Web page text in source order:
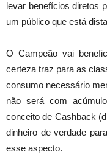
levar benefícios diretos
um público que está
O Campeão vai
certeza traz para as
consumo necessário
não será com
conceito de Cashback
dinheiro de verdade
esse aspecto.